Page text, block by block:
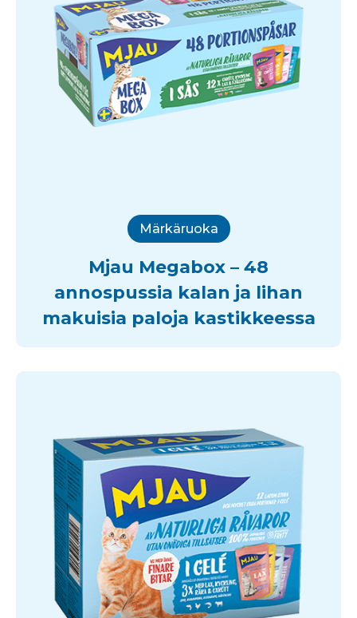
Märkäruoka
Mjau Megabox – 48
annospussia kalan ja lihan
makuisia paloja kastikkeessa